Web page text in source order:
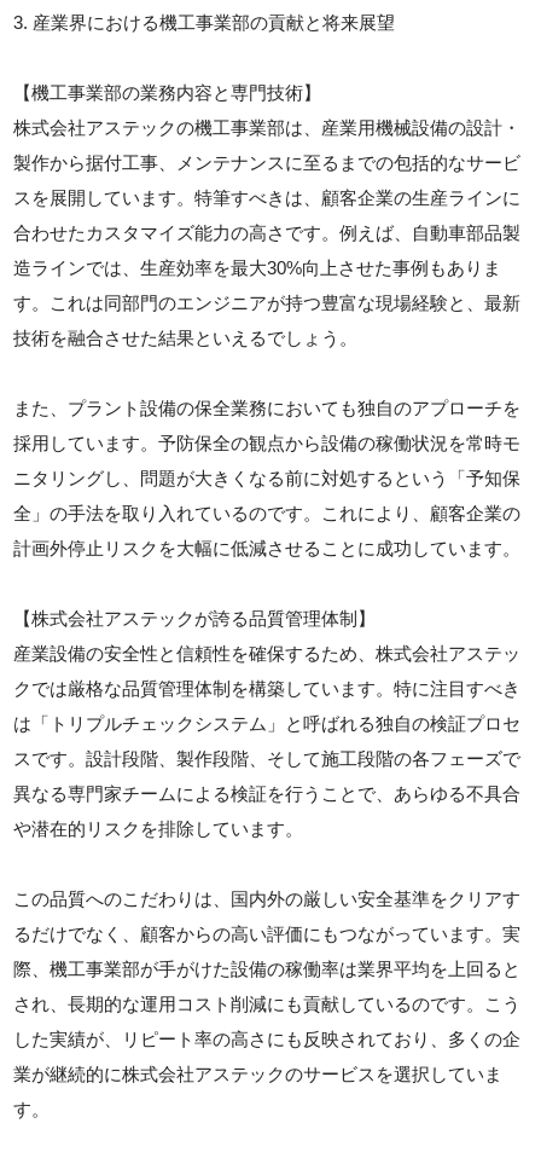
3. 産業界における機工事業部の貢献と将来展望
【機工事業部の業務内容と専門技術】
株式会社アステックの機工事業部は、産業用機械設備の設計・
製作から据付工事、メンテナンスに至るまでの包括的なサービ
スを展開しています。特筆すべきは、顧客企業の生産ラインに
合わせたカスタマイズ能力の高さです。例えば、自動車部品製
造ラインでは、生産効率を最大30%向上させた事例もありま
す。これは同部門のエンジニアが持つ豊富な現場経験と、最新
技術を融合させた結果といえるでしょう。
また、プラント設備の保全業務においても独自のアプローチを
採用しています。予防保全の観点から設備の稼働状況を常時モ
ニタリングし、問題が大きくなる前に対処するという「予知保
全」の手法を取り入れているのです。これにより、顧客企業の
計画外停止リスクを大幅に低減させることに成功しています。
【株式会社アステックが誇る品質管理体制】
産業設備の安全性と信頼性を確保するため、株式会社アステッ
クでは厳格な品質管理体制を構築しています。特に注目すべき
は「トリプルチェックシステム」と呼ばれる独自の検証プロセ
スです。設計段階、製作段階、そして施工段階の各フェーズで
異なる専門家チームによる検証を行うことで、あらゆる不具合
や潜在的リスクを排除しています。
この品質へのこだわりは、国内外の厳しい安全基準をクリアす
るだけでなく、顧客からの高い評価にもつながっています。実
際、機工事業部が手がけた設備の稼働率は業界平均を上回ると
され、長期的な運用コスト削減にも貢献しているのです。こう
した実績が、リピート率の高さにも反映されており、多くの企
業が継続的に株式会社アステックのサービスを選択していま
す。